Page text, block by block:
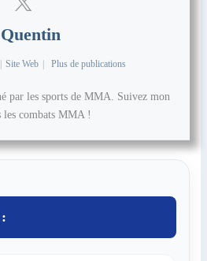
Quentin
Site Web Plus de publications
par les sports de MMA. Suivez mon
les combats MMA !